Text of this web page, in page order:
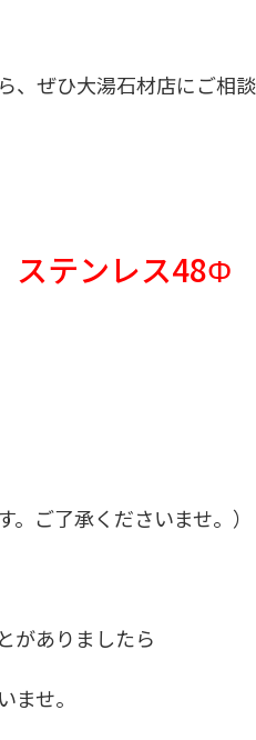
、ぜひ大湯石材店にご相
ステンレス48Φ
。ご了承くださいませ。）
がありましたら
せ。